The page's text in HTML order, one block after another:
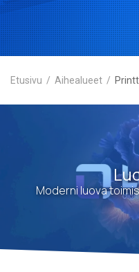
Etusivu Aihealueet
Moderni luova